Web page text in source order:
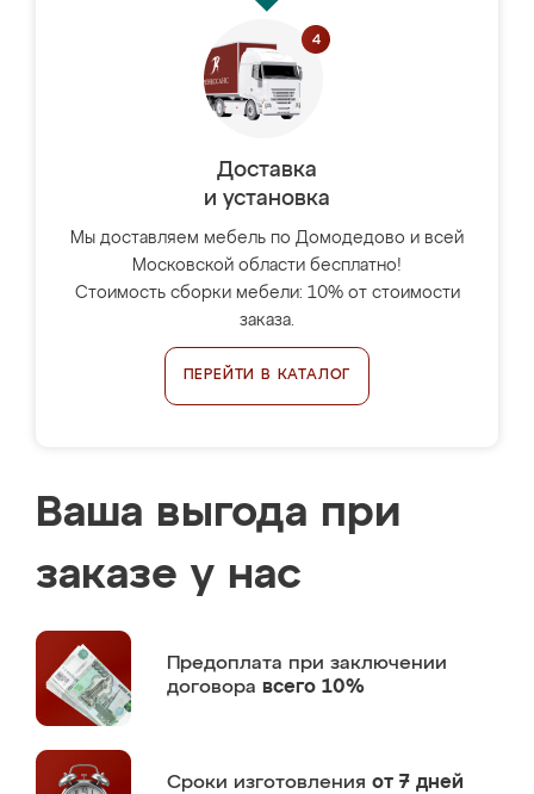
Доставка
и установка
Мы доставляем мебель по Домодедово и всей
Московской области бесплатно!
Стоимость сборки мебели: 10% от стоимости
заказа.
ПЕРЕЙТИ В КАТАЛОГ
Ваша выгода при
заказе у нас
Предоплата при заключении
договора всего 10%
Сроки изготовления от 7 дней